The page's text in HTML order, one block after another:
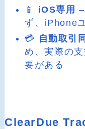
📱 iOS専用
ず、iPhone
💳 自動取引
め、実際の
要がある
ClearDue